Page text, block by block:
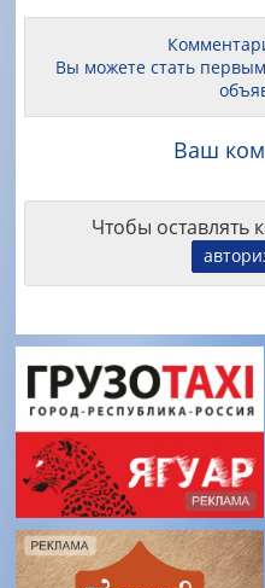
Вы можете стать
Ваш
Чтобы оставлять